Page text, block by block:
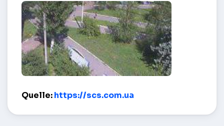
Quelle:https://scs.com.ua